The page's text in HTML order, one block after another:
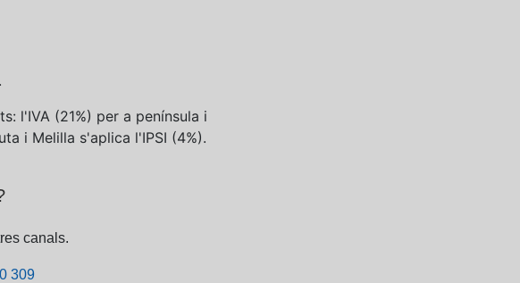
l'IVA (21%) per a península i
i Melilla s'aplica l'IPSI (4%).
canals.
309